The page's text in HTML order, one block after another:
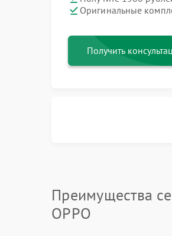
Оригинальные
Получить
Преимущества
OPPO